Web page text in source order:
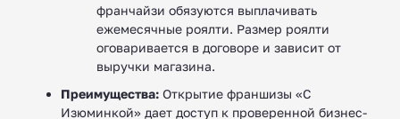
франчайзи обязуются выплачивать
ежемесячные роялти. Размер роялти
оговаривается в договоре и зависит от
выручки магазина.
Преимущества: Открытие франшизы «С
Изюминкой» дает доступ к проверенной бизнес-